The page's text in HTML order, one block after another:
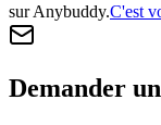
sur Anybuddy.C'est
Demander